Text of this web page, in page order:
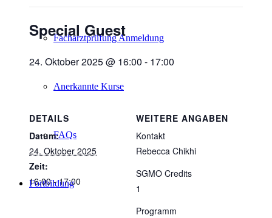
Facharztprüfung Anmeldung
Anerkannte Kurse
FAQs
Fortbildung
Special Guest
24. Oktober 2025 @ 16:00 - 17:00
DETAILS
Datum:
24. Oktober 2025
Zeit:
16:00 - 17:00
WEITERE ANGABEN
Kontakt
Rebecca Chikhi
SGMO Credits
1
Programm